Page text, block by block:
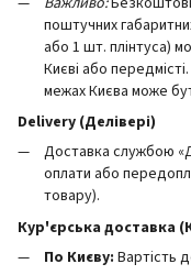
поштучних
або 1 шт. плінтуса)
Києві або
межах Києва може
Delivery (Делівері)
Доставка службою
оплати або
товару).
Кур'єрська доставка
По Києву: Вартість